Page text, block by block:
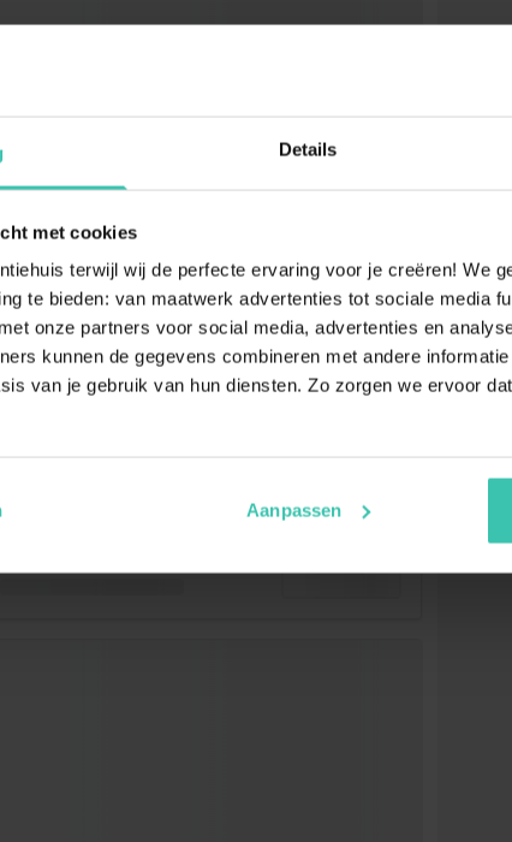
Details
met cookies
terwijl wij de perfecte ervaring voor je creëren! We
te bieden: van maatwerk advertenties tot sociale media
onze partners voor social media, advertenties en
kunnen de gegevens combineren met andere
van je gebruik van hun diensten. Zo zorgen we ervoor
Aanpassen